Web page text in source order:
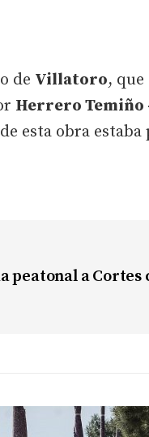
de Villatoro,
Herrero Temiño
esta obra
peatonal a